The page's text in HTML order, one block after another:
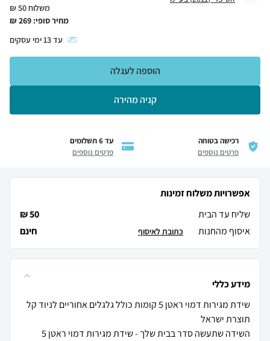
משלוח 50 ₪
מחיר סופי: 269
₪
עד13 ימי עסקים
קניה מהירה
הוספה לעגלה
רכישה בטוחה
פרטים נוספים
עד 6 תשלומים
פרטים נוספים
אפשרויות משלוח זמינות
שליח עד הבית
50 ₪
איסוף מהחנות
חינם כתובת לאיסוף
מידע כללי
שידת מגירות דמוי ראטן 5 קומות כולל גלגלים אחוריים לניוד קל
השידה שתעשה סדר בבית שלך - שידת מגירות דמוי ראטן 5